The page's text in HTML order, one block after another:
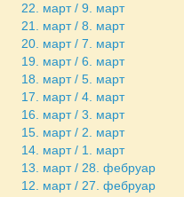
22. март / 9. март
21. март / 8. март
20. март / 7. март
19. март / 6. март
18. март / 5. март
17. март / 4. март
16. март / 3. март
15. март / 2. март
14. март / 1. март
13. март / 28. фебруар
12. март / 27. фебруар